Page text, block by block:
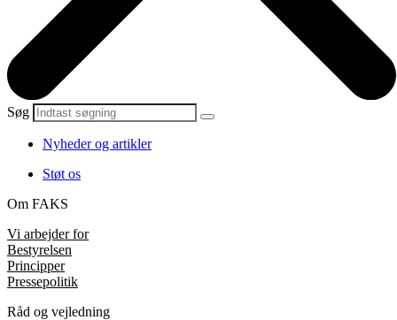
Søg
Nyheder og artikler
Støt os
Om FAKS
Vi arbejder for
Bestyrelsen
Principper
Pressepolitik
Råd og vejledning